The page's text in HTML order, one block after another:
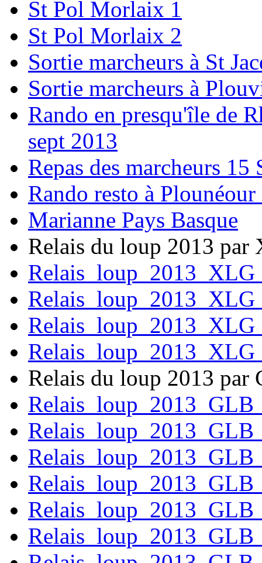
St Pol Morlaix 1
St Pol Morlaix 2
Sortie marcheurs à St
Sortie marcheurs à
Rando en presqu'île de
sept 2013
Repas des marcheurs 15
Rando resto à
Marianne Pays Basque
Relais du loup 2013 par
Relais du loup 2013 par